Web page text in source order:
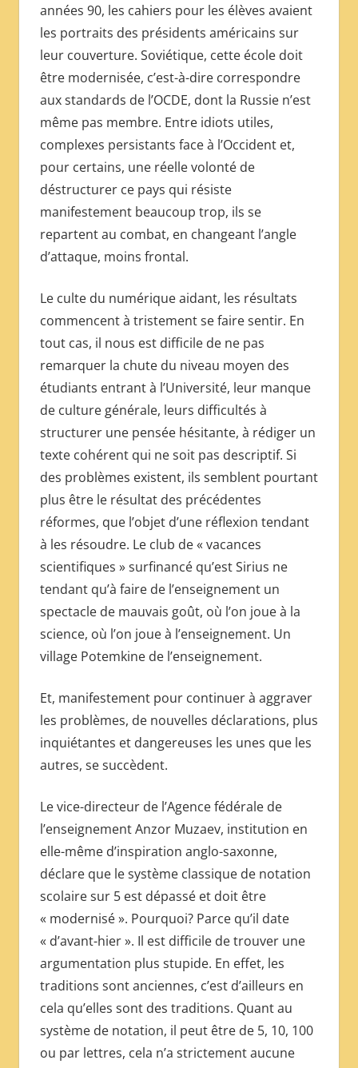
années 90, les cahiers pour les élèves avaient
les portraits des présidents américains sur
leur couverture. Soviétique, cette école doit
être modernisée, c’est-à-dire correspondre
aux standards de l’OCDE, dont la Russie n’est
même pas membre. Entre idiots utiles,
complexes persistants face à l’Occident et,
pour certains, une réelle volonté de
déstructurer ce pays qui résiste
manifestement beaucoup trop, ils se
repartent au combat, en changeant l’angle
d’attaque, moins frontal.
Le culte du numérique aidant, les résultats
commencent à tristement se faire sentir. En
tout cas, il nous est difficile de ne pas
remarquer la chute du niveau moyen des
étudiants entrant à l’Université, leur manque
de culture générale, leurs difficultés à
structurer une pensée hésitante, à rédiger un
texte cohérent qui ne soit pas descriptif. Si
des problèmes existent, ils semblent pourtant
plus être le résultat des précédentes
réformes, que l’objet d’une réflexion tendant
à les résoudre. Le club de « vacances
scientifiques » surfinancé qu’est Sirius ne
tendant qu’à faire de l’enseignement un
spectacle de mauvais goût, où l’on joue à la
science, où l’on joue à l’enseignement. Un
village Potemkine de l’enseignement.
Et, manifestement pour continuer à aggraver
les problèmes, de nouvelles déclarations, plus
inquiétantes et dangereuses les unes que les
autres, se succèdent.
Le vice-directeur de l’Agence fédérale de
l’enseignement Anzor Muzaev, institution en
elle-même d’inspiration anglo-saxonne,
déclare que le système classique de notation
scolaire sur 5 est dépassé et doit être
« modernisé ». Pourquoi? Parce qu’il date
« d’avant-hier ». Il est difficile de trouver une
argumentation plus stupide. En effet, les
traditions sont anciennes, c’est d’ailleurs en
cela qu’elles sont des traditions. Quant au
système de notation, il peut être de 5, 10, 100
ou par lettres, cela n’a strictement aucune